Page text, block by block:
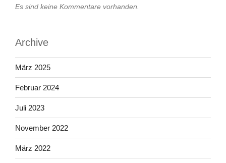
Es sind keine Kommentare vorhanden.
Archive
März 2025
Februar 2024
Juli 2023
November 2022
März 2022